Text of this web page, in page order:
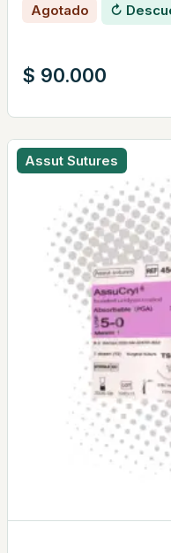
Agotado ↻
$ 90.000
Assut Sutures